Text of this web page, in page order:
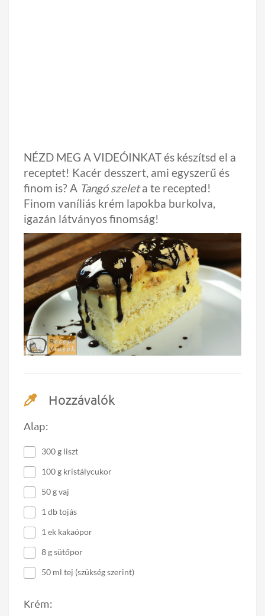
NÉZD MEG A VIDEÓINKAT és készítsd el a
receptet! Kacér desszert, ami egyszerű és
finom is? A Tangó szeleta te recepted!
Finom vaníliás krém lapokba burkolva,
igazán látványos finomság!
Hozzávalók
Alap:
300 g liszt
100 g kristálycukor
50 g vaj
1 db tojás
1 ek kakaópor
8 g sütőpor
50 ml tej (szükség szerint)
Krém: